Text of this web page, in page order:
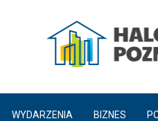
WYDARZENIA BIZNES